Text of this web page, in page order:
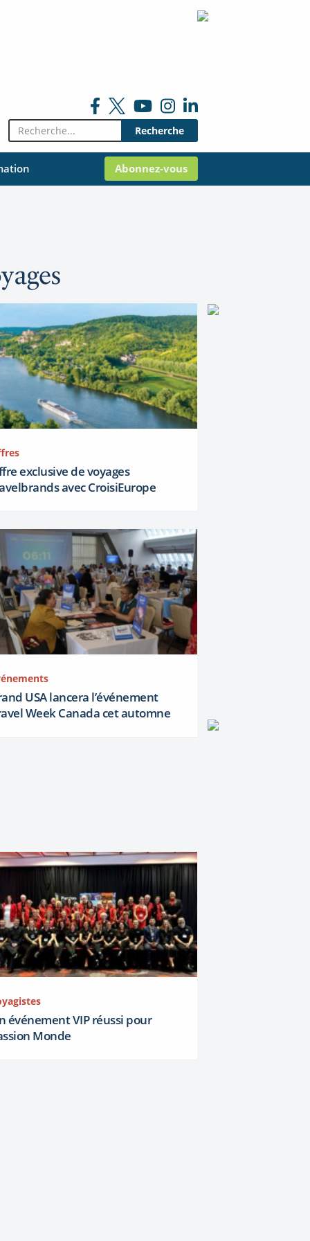
Rechercher:
Abonnez-vous
exclusive de voyages
avec CroisiEurope
USA lancera l’événement
Week Canada cet automne
événement VIP réussi pour
Monde